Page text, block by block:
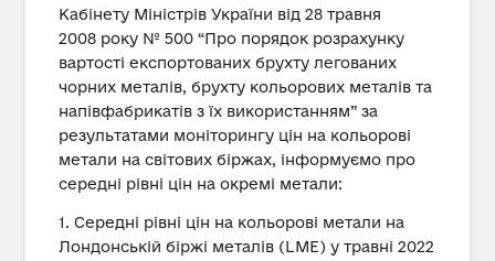
Кабінету Міністрів України від 28 травня
2008 року № 500 “Про порядок розрахунку
вартості експортованих брухту легованих
чорних металів, брухту кольорових металів та
напівфабрикатів з їх використанням” за
результатами моніторингу цін на кольорові
метали на світових біржах, інформуємо про
середні рівні цін на окремі метали:
1. Середні рівні цін на кольорові метали на
Лондонській біржі металів (LME) у травні 2022